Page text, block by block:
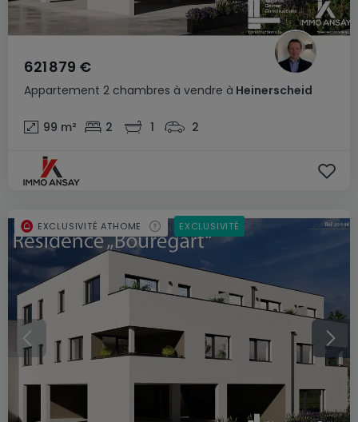
Appartement 2 chambres à vendre à Heinerscheid
621 879 €
99 m² 2 1 2
EXCLUSIVITÉ ATHOME EXCLUSIVITÉ